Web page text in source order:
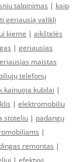
talpinimas | kaip
geriausią valiklį
kieme | aikštelės
| geriausias
maistas
telefonų
kainuoja kubilai |
| elektromobiliu
stoteliu | padangų
|
remontas |